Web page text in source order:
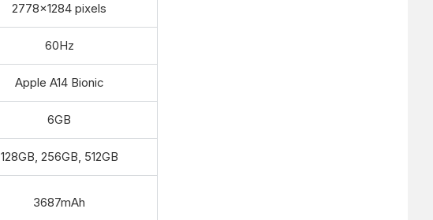
2778×1284 pixels
60Hz
Apple A14 Bionic
6GB
128GB, 256GB, 512GB
3687mAh